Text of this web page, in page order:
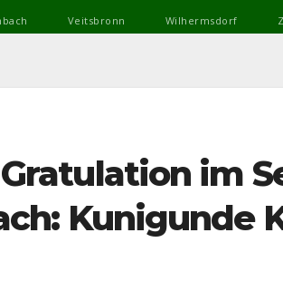
Veitsbronn Wilhermsdorf
im
Kunigunde